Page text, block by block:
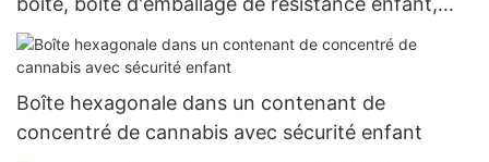
mini bouton rond
Boîte hexagonale dans un contenant de
concentré de cannabis avec sécurité enfant